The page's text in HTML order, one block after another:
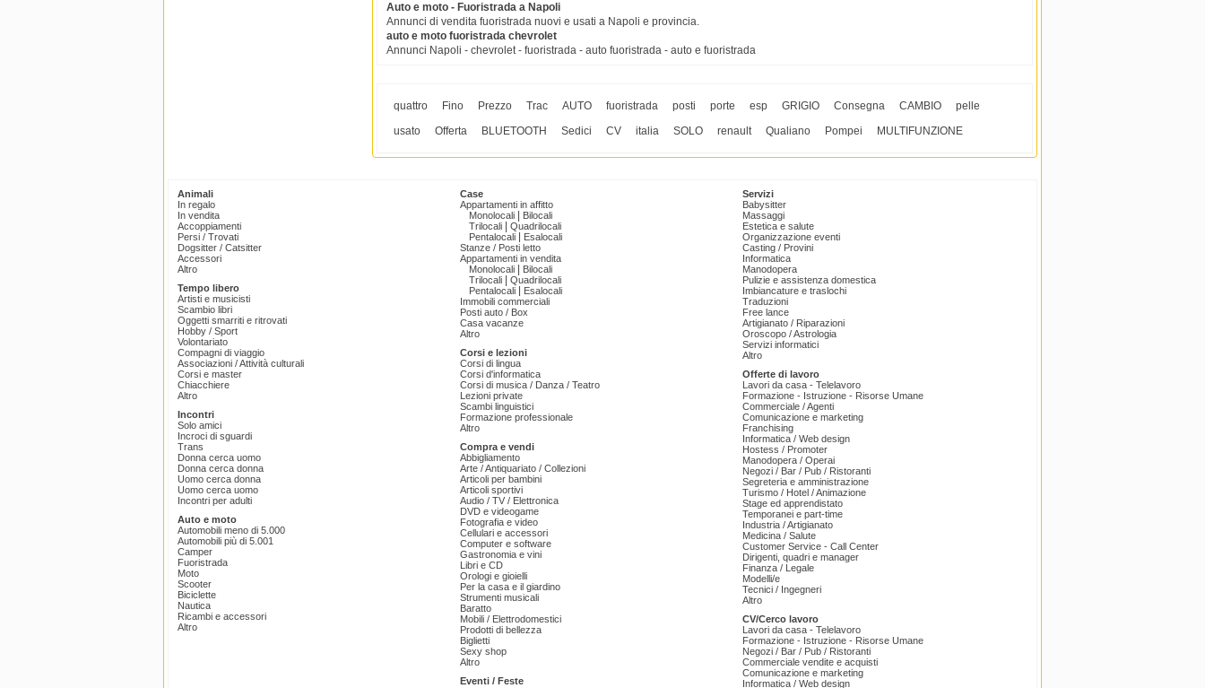
Auto e moto - Fuoristrada a Napoli
Annunci di vendita fuoristrada nuovi e usati a Napoli e provincia.
auto e moto fuoristrada chevrolet
Annunci Napoli - chevrolet - fuoristrada - auto fuoristrada - auto e fuoristrada
quattro Fino Prezzo Trac AUTO fuoristrada posti porte esp GRIGIO Consegna CAMBIO
pelle
usato
Offerta BLUETOOTH Sedici CV italia SOLO renault Qualiano Pompei MULTIFUNZIONE
Animali
In regalo
In vendita
Accoppiamenti
Persi / Trovati
Dogsitter / Catsitter
Accessori
Altro
Tempo libero
Artisti e musicisti
Scambio libri
Oggetti smarriti e ritrovati
Hobby / Sport
Volontariato
Compagni di viaggio
Associazioni / Attività culturali
Corsi e master
Chiacchiere
Altro
Incontri
Solo amici
Incroci di sguardi
Trans
Donna cerca uomo
Donna cerca donna
Uomo cerca donna
Uomo cerca uomo
Incontri per adulti
Auto e moto
Automobili meno di 5.000
Automobili più di 5.001
Camper
Fuoristrada
Moto
Scooter
Biciclette
Nautica
Ricambi e accessori
Altro
Case
Appartamenti in affitto
Monolocali
Bilocali
Trilocali
Quadrilocali
Pentalocali
Esalocali
Stanze / Posti letto
Appartamenti in vendita
Monolocali
Bilocali
Trilocali
Quadrilocali
Pentalocali
Esalocali
Immobili commerciali
Posti auto / Box
Casa vacanze
Altro
Corsi e lezioni
Corsi di lingua
Corsi d'informatica
Corsi di musica / Danza / Teatro
Lezioni private
Scambi linguistici
Formazione professionale
Altro
Compra e vendi
Abbigliamento
Arte / Antiquariato / Collezioni
Articoli per bambini
Articoli sportivi
Audio / TV / Elettronica
DVD e videogame
Fotografia e video
Cellulari e accessori
Computer e software
Gastronomia e vini
Libri e CD
Orologi e gioielli
Per la casa e il giardino
Strumenti musicali
Baratto
Mobili / Elettrodomestici
Prodotti di bellezza
Biglietti
Sexy shop
Altro
Eventi / Feste
Servizi
Babysitter
Massaggi
Estetica e salute
Organizzazione eventi
Casting / Provini
Informatica
Manodopera
Pulizie e assistenza domestica
Imbiancature e traslochi
Traduzioni
Free lance
Artigianato / Riparazioni
Oroscopo / Astrologia
Servizi informatici
Altro
Offerte di lavoro
Lavori da casa - Telelavoro
Formazione - Istruzione - Risorse Umane
Commerciale / Agenti
Comunicazione e marketing
Franchising
Informatica / Web design
Hostess / Promoter
Manodopera / Operai
Negozi / Bar / Pub / Ristoranti
Segreteria e amministrazione
Turismo / Hotel / Animazione
Stage ed apprendistato
Temporanei e part-time
Industria / Artigianato
Medicina / Salute
Customer Service - Call Center
Dirigenti, quadri e manager
Finanza / Legale
Modelli/e
Tecnici / Ingegneri
Altro
CV/Cerco lavoro
Lavori da casa - Telelavoro
Formazione - Istruzione - Risorse Umane
Negozi / Bar / Pub / Ristoranti
Commerciale vendite e acquisti
Comunicazione e marketing
Informatica / Web design